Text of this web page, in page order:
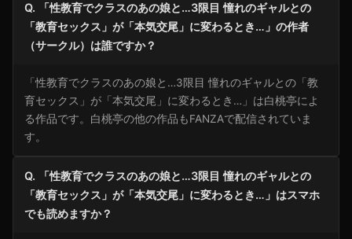
Q. 「性教育でクラスのあの娘と…3限目 憧れのギャルとの
「教育セックス」が「本気交尾」に変わるとき…」の作者
（サークル）は誰ですか？
「性教育でクラスのあの娘と…3限目 憧れのギャルとの「教
育セックス」が「本気交尾」に変わるとき…」は白桃亭によ
る作品です。白桃亭の他の作品もFANZAで配信されていま
す。
Q. 「性教育でクラスのあの娘と…3限目 憧れのギャルとの
「教育セックス」が「本気交尾」に変わるとき…」はスマホ
でも読めますか？